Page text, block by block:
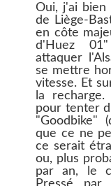
Oui, j'ai
de Liège-
en côte
d'Huez
attaquer
se mettre
vitesse. Et
la
pour tenter
"Goodbike"
que ce ne
ce serait
ou, plus
par an, le